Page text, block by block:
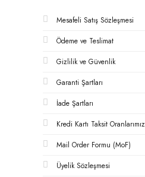
Mesafeli Satış Sözleşmesi
Ödeme ve Teslimat
Gizlilik ve Güvenlik
Garanti Şartları
İade Şartları
Kredi Kartı Taksit Oranlarımız
Mail Order Formu (MoF)
Üyelik Sözleşmesi